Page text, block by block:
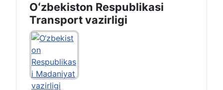
Oʻzbekiston Respublikasi
Transport vazirligi